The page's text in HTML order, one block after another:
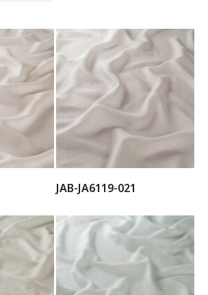
JAB-JA6119-021